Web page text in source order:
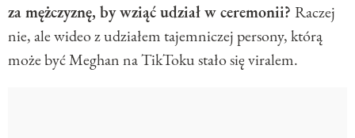
za mężczyznę, by wziąć udział w ceremonii? Raczej
nie, ale wideo z udziałem tajemniczej persony, którą
może być Meghan na TikToku stało się viralem.